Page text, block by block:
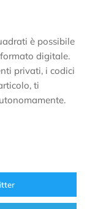
è possibile
digitale.
privati, i codici
ti